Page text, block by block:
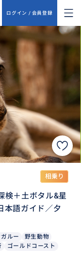
ログイン / 会員登録
相乗り
検＋土ボタル&星
本語ガイド／夕
ルー
野生動物
ゴールドコースト